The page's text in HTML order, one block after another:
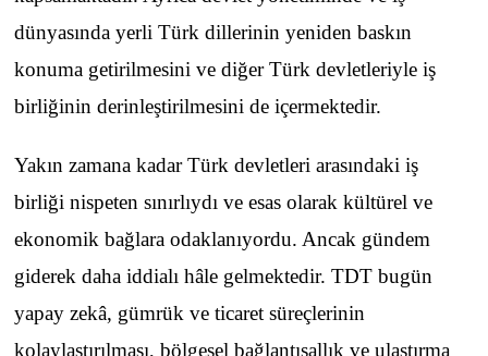
dünyasında yerli Türk dillerinin yeniden baskın
konuma getirilmesini ve diğer Türk devletleriyle iş
birliğinin derinleştirilmesini de içermektedir.
Yakın zamana kadar Türk devletleri arasındaki iş
birliği nispeten sınırlıydı ve esas olarak kültürel ve
ekonomik bağlara odaklanıyordu. Ancak gündem
giderek daha iddialı hâle gelmektedir. TDT bugün
yapay zekâ, gümrük ve ticaret süreçlerinin
kolaylaştırılması, bölgesel bağlantısallık ve ulaştırma